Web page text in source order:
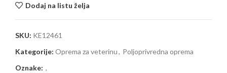
Dodaj na listu želja
SKU: KE12461
Kategorije: Oprema za veterinu, Poljoprivredna oprema
Oznake: ,